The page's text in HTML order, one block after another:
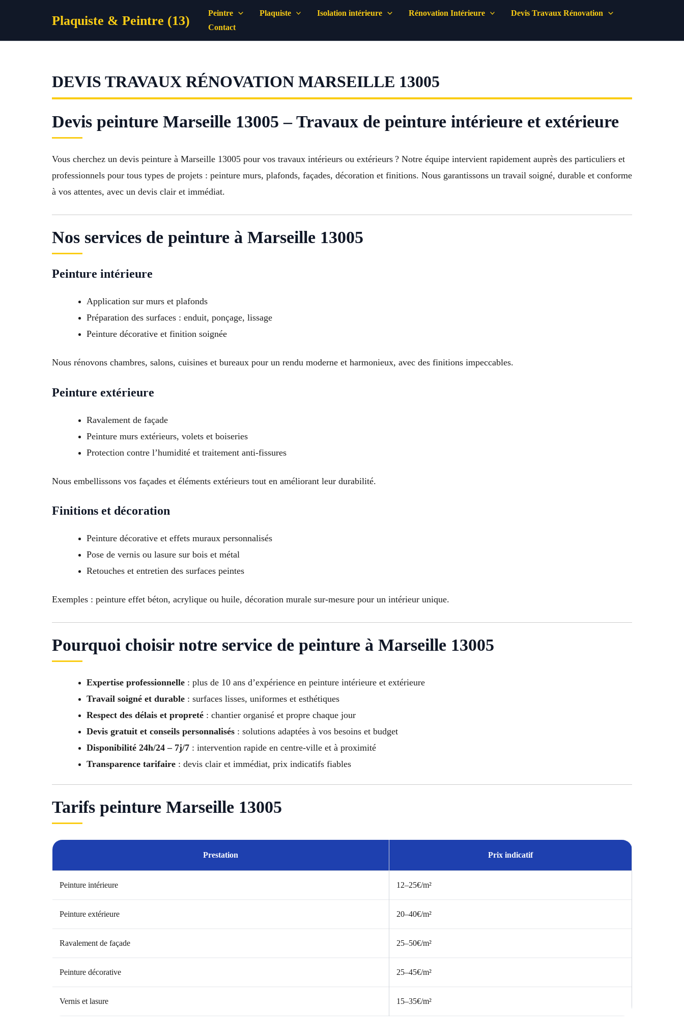
Plaquiste & Peintre (13) Peintre Plaquiste Isolation intérieure Rénovation Intérieure
Devis Travaux Rénovation
Contact
DEVIS TRAVAUX RÉNOVATION MARSEILLE 13005
Devis peinture Marseille 13005 – Travaux de peinture intérieure et extérieure
Vous cherchez un devis peinture à Marseille 13005 pour vos travaux intérieurs ou extérieurs ? Notre équipe intervient rapidement auprès des particuliers et
professionnels pour tous types de projets : peinture murs, plafonds, façades, décoration et finitions. Nous garantissons un travail soigné, durable et conforme
à vos attentes, avec un devis clair et immédiat.
Nos services de peinture à Marseille 13005
Peinture intérieure
Application sur murs et plafonds
Préparation des surfaces : enduit, ponçage, lissage
Peinture décorative et finition soignée
Nous rénovons chambres, salons, cuisines et bureaux pour un rendu moderne et harmonieux, avec des finitions impeccables.
Peinture extérieure
Ravalement de façade
Peinture murs extérieurs, volets et boiseries
Protection contre l’humidité et traitement anti-fissures
Nous embellissons vos façades et éléments extérieurs tout en améliorant leur durabilité.
Finitions et décoration
Peinture décorative et effets muraux personnalisés
Pose de vernis ou lasure sur bois et métal
Retouches et entretien des surfaces peintes
Exemples : peinture effet béton, acrylique ou huile, décoration murale sur-mesure pour un intérieur unique.
Pourquoi choisir notre service de peinture à Marseille 13005
Expertise professionnelle : plus de 10 ans d’expérience en peinture intérieure et extérieure
Travail soigné et durable : surfaces lisses, uniformes et esthétiques
Respect des délais et propreté : chantier organisé et propre chaque jour
Devis gratuit et conseils personnalisés : solutions adaptées à vos besoins et budget
Disponibilité 24h/24 – 7j/7 : intervention rapide en centre-ville et à proximité
Transparence tarifaire : devis clair et immédiat, prix indicatifs fiables
Tarifs peinture Marseille 13005
Prestation Prix indicatif
Peinture intérieure 12–25€/m²
Peinture extérieure 20–40€/m²
Ravalement de façade 25–50€/m²
Peinture décorative 25–45€/m²
Vernis et lasure 15–35€/m²